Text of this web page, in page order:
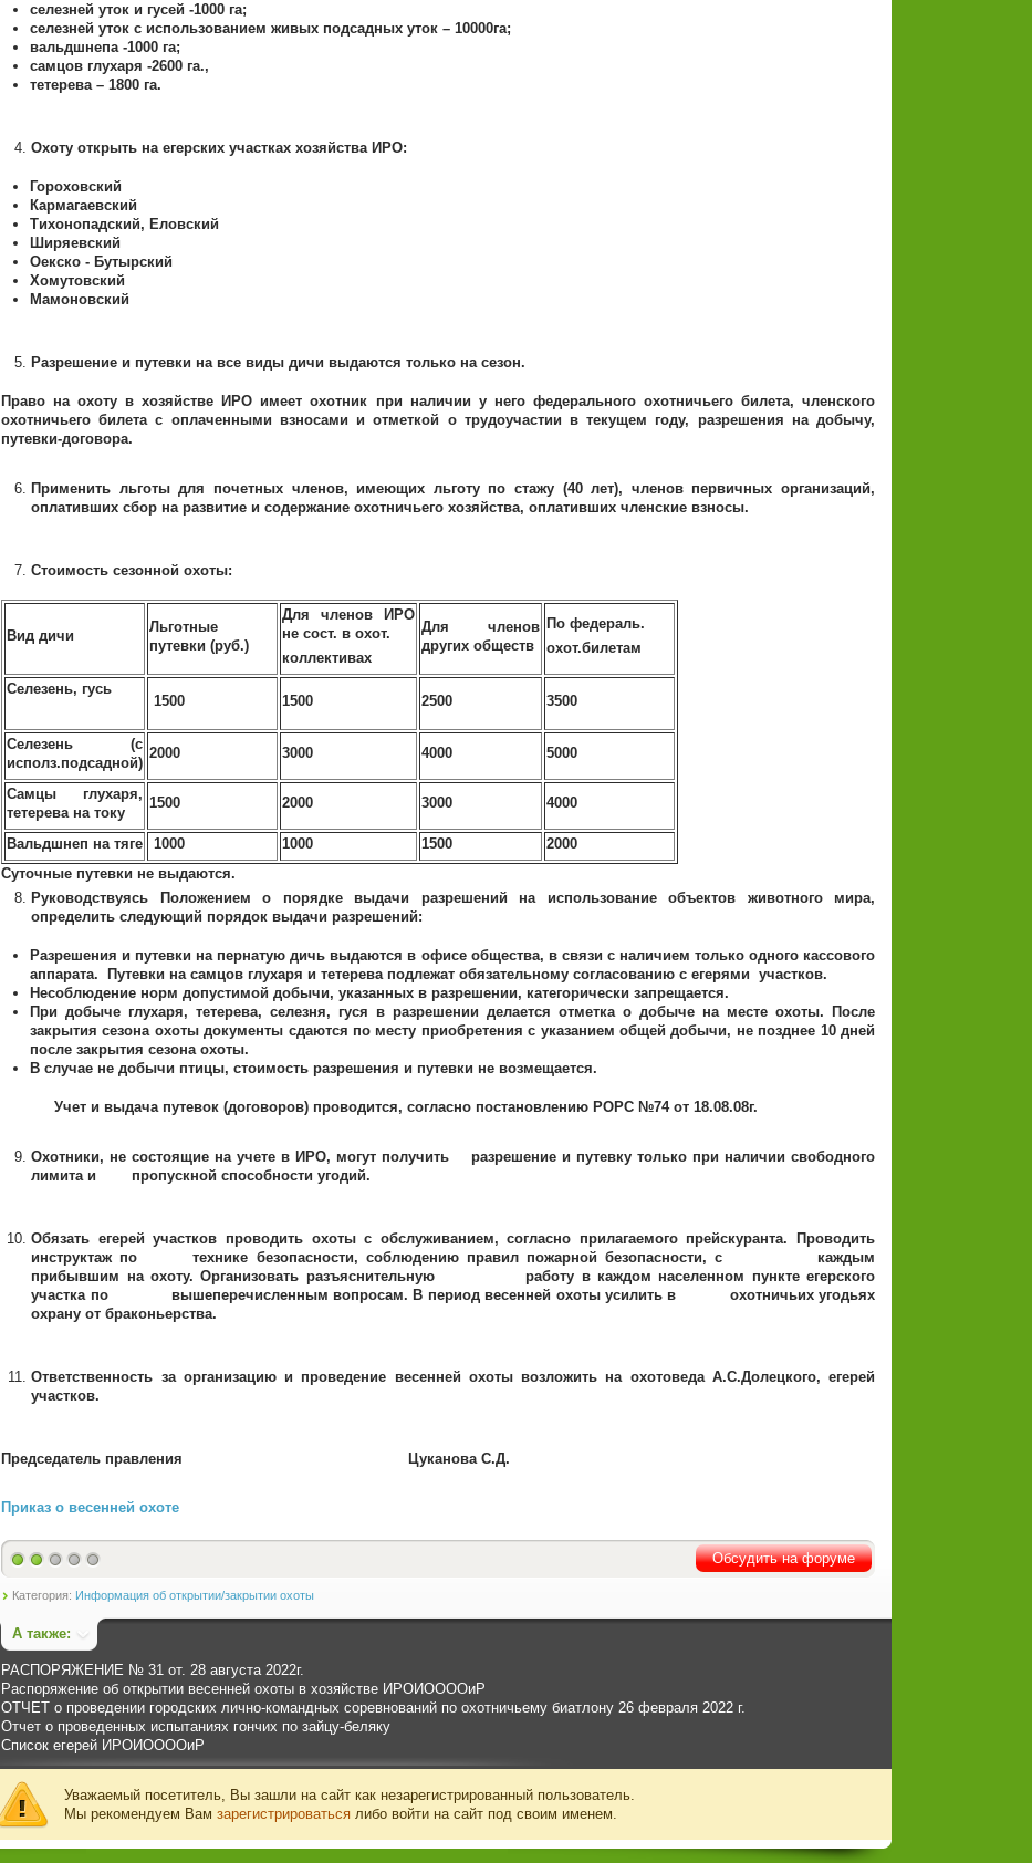
селезней уток и гусей -1000 га;
селезней уток с использованием живых подсадных уток – 10000га;
вальдшнепа -1000 га;
самцов глухаря -2600 га.,
тетерева – 1800 га.
Охоту открыть на егерских участках хозяйства ИРО:
Гороховский
Кармагаевский
Тихонопадский, Еловский
Ширяевский
Оекско - Бутырский
Хомутовский
Мамоновский
Разрешение и путевки на все виды дичи выдаются только на сезон.
Право на охоту в хозяйстве ИРО имеет охотник при наличии у него федерального охотничьего билета, членского
охотничьего билета с оплаченными взносами и отметкой о трудоучастии в текущем году, разрешения на добычу,
путевки-договора.
Применить льготы для почетных членов, имеющих льготу по стажу (40 лет), членов первичных организаций,
оплативших сбор на развитие и содержание охотничьего хозяйства, оплативших членские взносы.
Стоимость сезонной охоты:
Вид дичи
Льготные
путевки (руб.)
Для членов ИРО
не сост. в охот.
коллективах
Для членов
других обществ
По федераль.
охот.билетам
Селезень, гусь
1500 1500 2500 3500
Селезень (с
исполз.подсадной)
2000 3000 4000 5000
Самцы глухаря,
тетерева на току
1500 2000 3000 4000
Вальдшнеп на тяге 1000 1000 1500
2000
Суточные путевки не выдаются.
Руководствуясь Положением о порядке выдачи разрешений на использование объектов животного мира,
определить следующий порядок выдачи разрешений:
Разрешения и путевки на пернатую дичь выдаются в офисе общества, в связи с наличием только одного кассового
аппарата. Путевки на самцов глухаря и тетерева подлежат обязательному согласованию с егерями участков.
Несоблюдение норм допустимой добычи, указанных в разрешении, категорически запрещается.
При добыче глухаря, тетерева, селезня, гуся в разрешении делается отметка о добыче на месте охоты. После
закрытия сезона охоты документы сдаются по месту приобретения с указанием общей добычи, не позднее 10 дней
после закрытия сезона охоты.
В случае не добычи птицы, стоимость разрешения и путевки не возмещается.
Учет и выдача путевок (договоров) проводится, согласно постановлению РОРС №74 от 18.08.08г.
Охотники, не состоящие на учете в ИРО, могут получить разрешение и путевку только при наличии свободного
лимита и пропускной способности угодий.
Обязать егерей участков проводить охоты с обслуживанием, согласно прилагаемого прейскуранта. Проводить
инструктаж по технике безопасности, соблюдению правил пожарной безопасности, с каждым
прибывшим на охоту. Организовать разъяснительную работу в каждом населенном пункте егерского
участка по вышеперечисленным вопросам. В период весенней охоты усилить в охотничьих угодьях
охрану от браконьерства.
Ответственность за организацию и проведение весенней охоты возложить на охотоведа А.С.Долецкого, егерей
участков.
Председатель правления Цуканова С.Д.
Приказ о весенней охоте
Обсудить на форуме
Категория: Информация об открытии/закрытии охоты
А также:
РАСПОРЯЖЕНИЕ № 31 от. 28 августа 2022г.
Распоряжение об открытии весенней охоты в хозяйстве ИРОИООООиР
ОТЧЕТ о проведении городских лично-командных соревнований по охотничьему биатлону 26 февраля 2022 г.
Отчет о проведенных испытаниях гончих по зайцу-беляку
Список егерей ИРОИООООиР
Уважаемый посетитель, Вы зашли на сайт как незарегистрированный пользователь.
Мы рекомендуем Вам зарегистрироваться либо войти на сайт под своим именем.